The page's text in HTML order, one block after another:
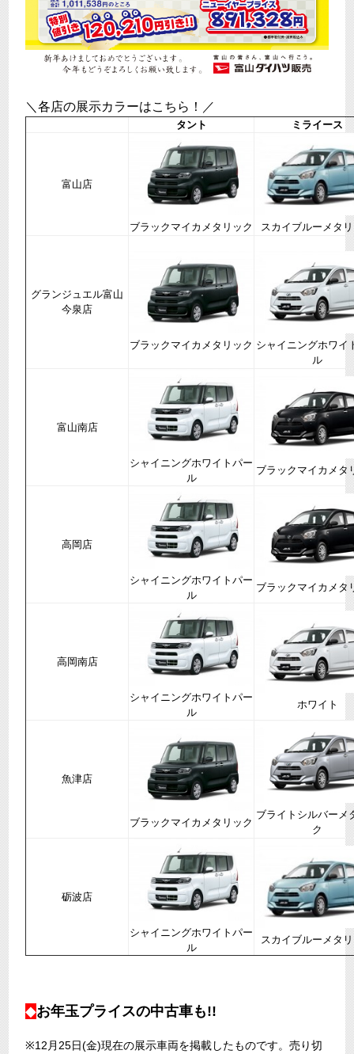
＼各店の展示カラーはこちら！／
タント ミライース
富山店
ブラックマイカメタリック スカイブルーメタ
グランジュエル富山
今泉店
ブラックマイカメタリック シャイニングホワイ
ル
富山南店
シャイニングホワイトパー
ル
ブラックマイカメタ
高岡店
シャイニングホワイトパー
ル
ブラックマイカメタ
高岡南店
​シャイニングホワイトパー
ル
ホワイト
魚津店
ブラックマイカメタリック
ブライトシルバーメ
ク
砺波店
​シャイニングホワイトパー
ル
スカイブルーメタ
◆お年玉プライスの中古車も!!
※12月25日(金)現在の展示車両を掲載したものです。売り切